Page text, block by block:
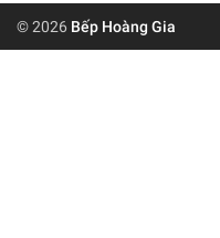
© 2026 Bếp Hoàng Gia